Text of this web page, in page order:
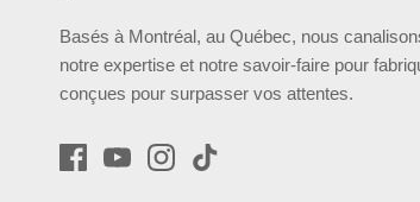
Basés à Montréal, au Québec, nous
notre expertise et notre savoir-faire pour
conçues pour surpasser vos attentes.